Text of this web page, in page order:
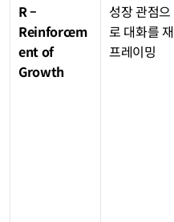
R –
Reinforcem
ent of
Growth
성장 관점으
로 대화를 재
프레이밍